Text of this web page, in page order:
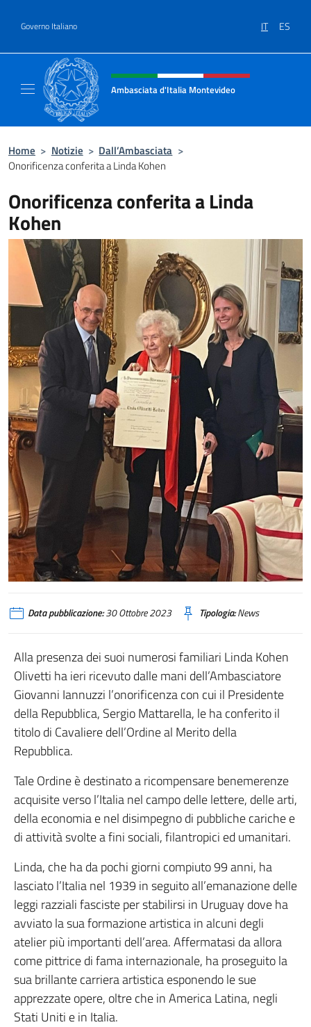
Governo Italiano IT ES
Intestazione sito, social e menù
Ambasciata d'Italia Montevideo
Home > Notizie > Dall’Ambasciata >
Onorificenza conferita a Linda Kohen
Onorificenza conferita a Linda
Kohen
Data pubblicazione:30 Ottobre 2023 Tipologia:News
Alla presenza dei suoi numerosi familiari Linda Kohen
Olivetti ha ieri ricevuto dalle mani dell’Ambasciatore
Giovanni Iannuzzi l’onorificenza con cui il Presidente
della Repubblica, Sergio Mattarella, le ha conferito il
titolo di Cavaliere dell’Ordine al Merito della
Repubblica.
Tale Ordine è destinato a ricompensare benemerenze
acquisite verso l’Italia nel campo delle lettere, delle arti,
della economia e nel disimpegno di pubbliche cariche e
di attività svolte a fini sociali, filantropici ed umanitari.
Linda, che ha da pochi giorni compiuto 99 anni, ha
lasciato l’Italia nel 1939 in seguito all’emanazione delle
leggi razziali fasciste per stabilirsi in Uruguay dove ha
avviato la sua formazione artistica in alcuni degli
atelier più importanti dell’area. Affermatasi da allora
come pittrice di fama internazionale, ha proseguito la
sua brillante carriera artistica esponendo le sue
apprezzate opere, oltre che in America Latina, negli
Stati Uniti e in Italia.